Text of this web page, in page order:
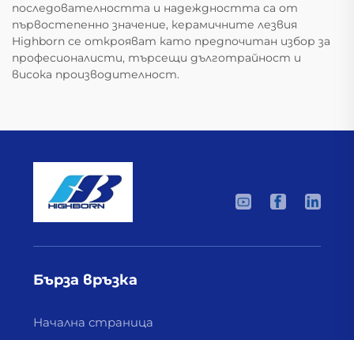
последователността и надеждността са от
първостепенно значение, керамичните лезвия
Highborn се открояват като предпочитан избор за
професионалисти, търсещи дълготрайност и
висока производителност.
Бърза връзка
Начална страница